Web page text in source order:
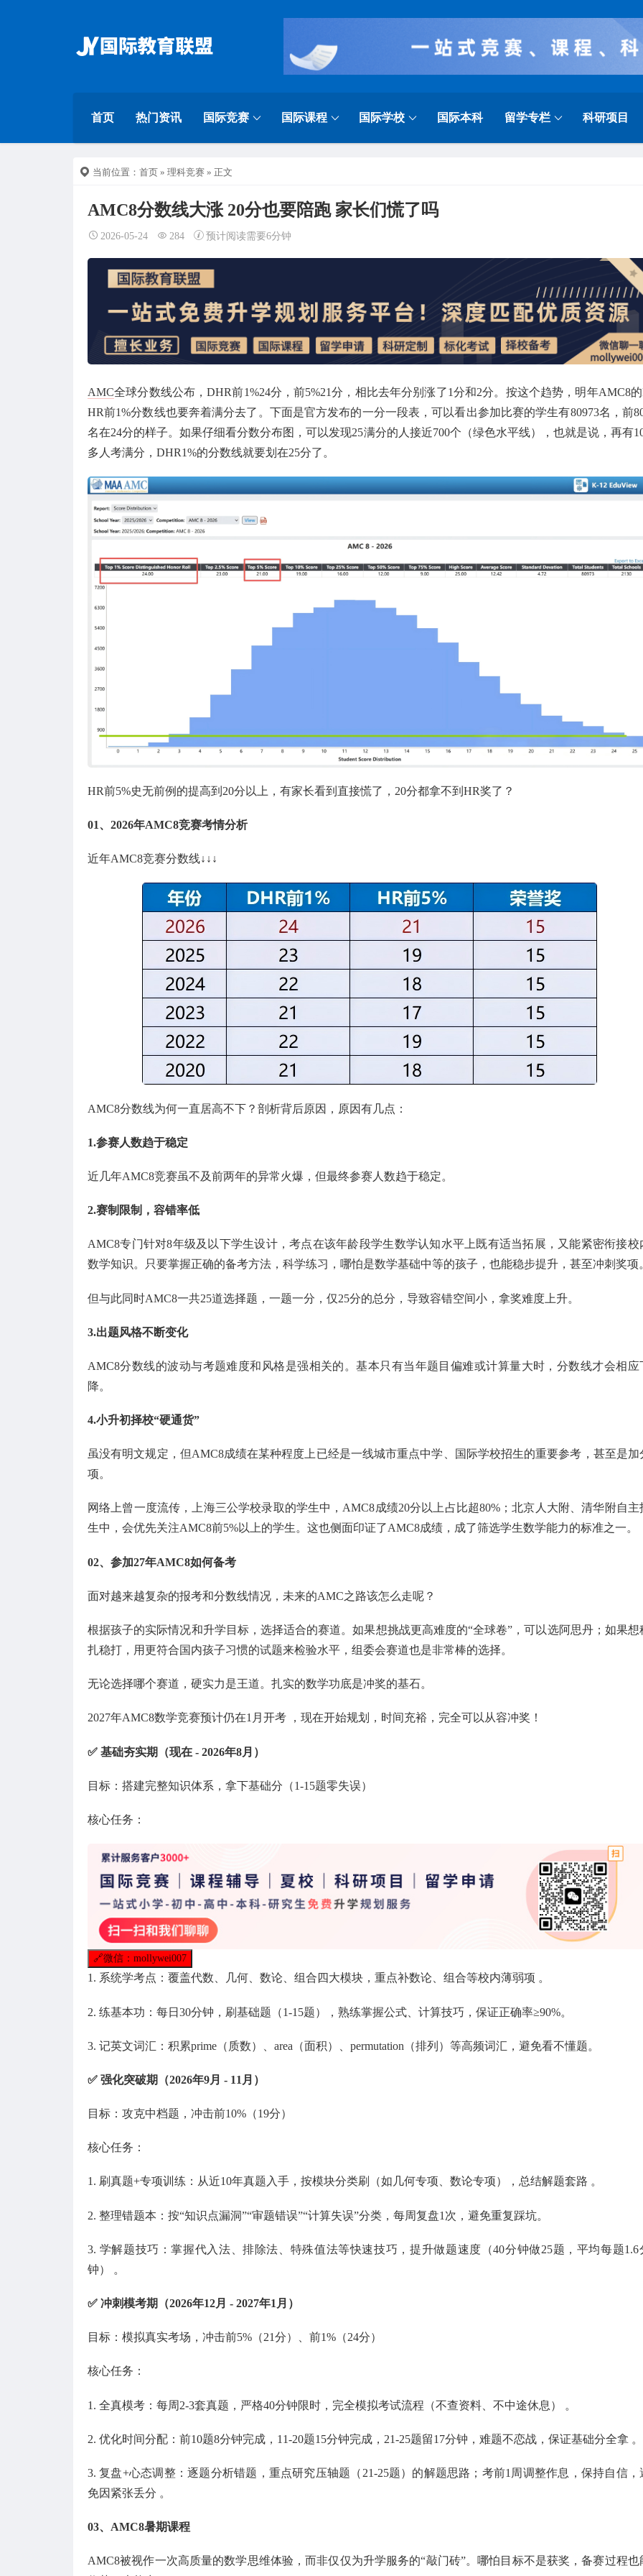
首页 热门资讯 国际竞赛 国际课程 国际学校 国际本科 留学专栏 科研项目
当前位置： 首页 » 理科竞赛 » 正文
AMC8分数线大涨 20分也要陪跑 家长们慌了吗
2026-05-24 284 预计阅读需要6分钟
AMC全球分数线公布，DHR前1%24分，前5%21分，相比去年分别涨了1分和2分。按这个趋势，明年AMC8
HR前1%分数线也要奔着满分去了。下面是官方发布的一分一段表，可以看出参加比赛的学生有80973名，前
名在24分的样子。如果仔细看分数分布图，可以发现25满分的人接近700个（绿色水平线），也就是说，再有
多人考满分，DHR1%的分数线就要划在25分了。
HR前5%史无前例的提高到20分以上，有家长看到直接慌了，20分都拿不到HR奖了？
01、 2026年AMC8竞赛考情分析
近年AMC8竞赛分数线↓↓↓
AMC8分数线为何一直居高不下？剖析背后原因，原因有几点：
1.参赛人数趋于稳定
近几年AMC8竞赛虽不及前两年的异常火爆，但最终参赛人数趋于稳定。
2.赛制限制，容错率低
AMC8专门针对8年级及以下学生设计，考点在该年龄段学生数学认知水平上既有适当拓展，又能紧密衔接校
数学知识。只要掌握正确的备考方法，科学练习，哪怕是数学基础中等的孩子，也能稳步提升，甚至冲刺奖项
但与此同时AMC8一共25道选择题，一题一分，仅25分的总分，导致容错空间小，拿奖难度上升。
3.出题风格不断变化
AMC8分数线的波动与考题难度和风格是强相关的。基本只有当年题目偏难或计算量大时，分数线才会相应
降。
4.小升初择校“硬通货”
虽没有明文规定，但AMC8成绩在某种程度上已经是一线城市重点中学、国际学校招生的重要参考，甚至是加
项。
网络上曾一度流传，上海三公学校录取的学生中，AMC8成绩20分以上占比超80%；北京人大附、清华附自主
生中，会优先关注AMC8前5%以上的学生。这也侧面印证了AMC8成绩，成了筛选学生数学能力的标准之一。
02、 参加27年AMC8如何备考
面对越来越复杂的报考和分数线情况，未来的AMC之路该怎么走呢？
根据孩子的实际情况和升学目标，选择适合的赛道。如果想挑战更高难度的“全球卷”，可以选阿思丹；如果想
扎稳打，用更符合国内孩子习惯的试题来检验水平，组委会赛道也是非常棒的选择。
无论选择哪个赛道，硬实力是王道。扎实的数学功底是冲奖的基石。
2027年AMC8数学竞赛预计仍在1月开考 ，现在开始规划，时间充裕，完全可以从容冲奖！
✅ 基础夯实期（现在 - 2026年8月）
目标：搭建完整知识体系，拿下基础分（1-15题零失误）
核心任务：
🔗微信：mollywei007
1. 系统学考点：覆盖代数、几何、数论、组合四大模块，重点补数论、组合等校内薄弱项 。
2. 练基本功：每日30分钟，刷基础题（1-15题），熟练掌握公式、计算技巧，保证正确率≥90%。
3. 记英文词汇：积累prime（质数）、area（面积）、permutation（排列）等高频词汇，避免看不懂题。
✅ 强化突破期（2026年9月 - 11月）
目标：攻克中档题，冲击前10%（19分）
核心任务：
1. 刷真题+专项训练：从近10年真题入手，按模块分类刷（如几何专项、数论专项），总结解题套路 。
2. 整理错题本：按“知识点漏洞”“审题错误”“计算失误”分类，每周复盘1次，避免重复踩坑。
3. 学解题技巧：掌握代入法、排除法、特殊值法等快速技巧，提升做题速度（40分钟做25题，平均每题1.6
钟） 。
✅ 冲刺模考期（2026年12月 - 2027年1月）
目标：模拟真实考场，冲击前5%（21分）、前1%（24分）
核心任务：
1. 全真模考：每周2-3套真题，严格40分钟限时，完全模拟考试流程（不查资料、不中途休息） 。
2. 优化时间分配：前10题8分钟完成，11-20题15分钟完成，21-25题留17分钟，难题不恋战，保证基础分全拿 。
3. 复盘+心态调整：逐题分析错题，重点研究压轴题（21-25题）的解题思路；考前1周调整作息，保持自信，
免因紧张丢分 。
03、 AMC8暑期课程
AMC8被视作一次高质量的数学思维体验，而非仅仅为升学服务的“敲门砖”。哪怕目标不是获奖，备赛过程也